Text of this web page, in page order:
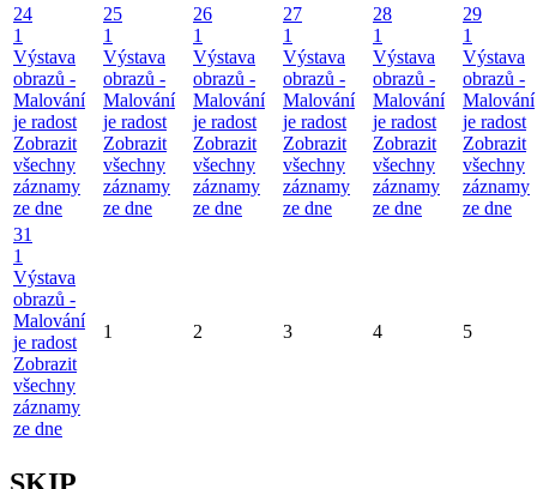
24
1
Výstava
obrazů -
Malování
je radost
Zobrazit
všechny
záznamy
ze dne
25
1
Výstava
obrazů -
Malování
je radost
Zobrazit
všechny
záznamy
ze dne
26
1
Výstava
obrazů -
Malování
je radost
Zobrazit
všechny
záznamy
ze dne
27
1
Výstava
obrazů -
Malování
je radost
Zobrazit
všechny
záznamy
ze dne
28
1
Výstava
obrazů -
Malování
je radost
Zobrazit
všechny
záznamy
ze dne
29
1
Výstava
obrazů -
Malování
je radost
Zobrazit
všechny
záznamy
ze dne
31
1
Výstava
obrazů -
Malování
je radost
Zobrazit
všechny
záznamy
ze dne
1 2 3 4 5